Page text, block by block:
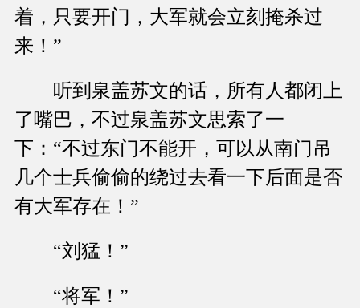
着，只要开门，大军就会立刻掩杀过
来！”
听到泉盖苏文的话，所有人都闭上
了嘴巴，不过泉盖苏文思索了一
下：“不过东门不能开，可以从南门吊
几个士兵偷偷的绕过去看一下后面是否
有大军存在！”
“刘猛！”
“将军！”